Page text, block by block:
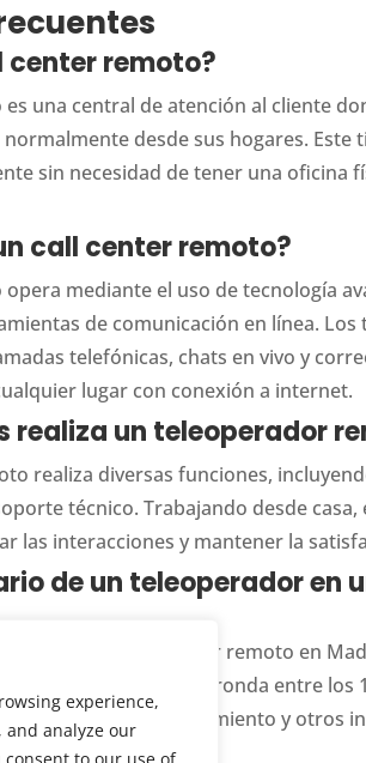
experience,
and analyze our
center remoto?
una central de atención al cliente
desde sus hogares.
sin necesidad de tener una oficina
call center remoto?
mediante el uso de tecnología
de comunicación en línea.
telefónicas, chats en vivo y
lugar con conexión a internet.
realiza un teleoperador
realiza diversas funciones,
técnico. Trabajando desde
las interacciones y mantener la
de un teleoperador en
en un call center remoto en
pero en promedio, ronda entre los
bonos por rendimiento y otros